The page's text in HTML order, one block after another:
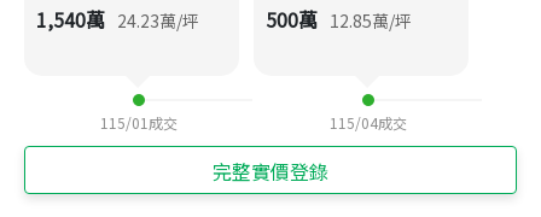
1,540萬 24.23萬/坪
115/01 成交
500萬 12.85萬/坪
115/04成交
完整實價登錄